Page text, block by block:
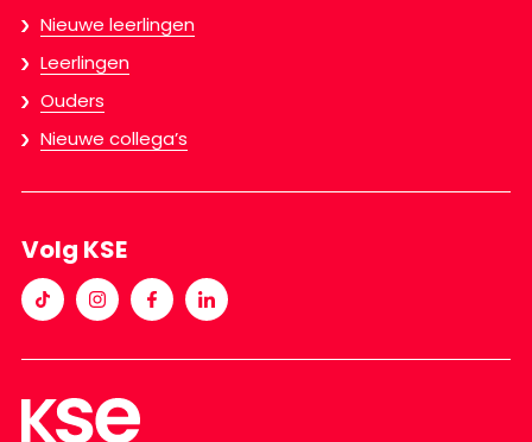
Nieuwe leerlingen
Leerlingen
Ouders
Nieuwe collega’s
Volg KSE